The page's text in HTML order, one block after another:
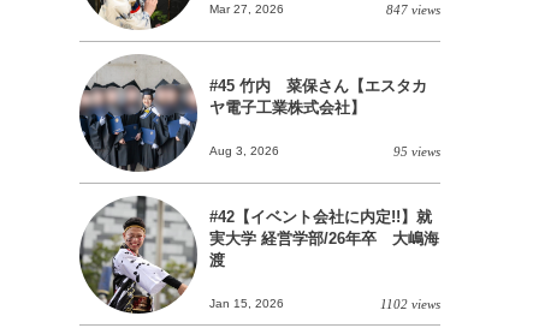
Mar 27, 2026 847 views
#45 竹内 菜保さん【エスタカ
ヤ電子工業株式会社】
Aug 3, 2026 95 views
#42【イベント会社に内定!!】就
実大学 経営学部/26年卒 大嶋海
渡
Jan 15, 2026 1102 views